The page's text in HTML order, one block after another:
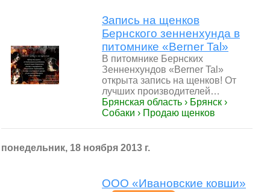
Запись на щенков
Бернского зенненхунда в
питомнике «Berner Tal»
В питомнике Бернских
Зенненхундов «Berner Tal»
открыта запись на щенков! От
лучших производителей…
Брянская область › Брянск ›
Собаки › Продаю щенков
понедельник, 18 ноября 2013 г.
ООО «Ивановские ковши»